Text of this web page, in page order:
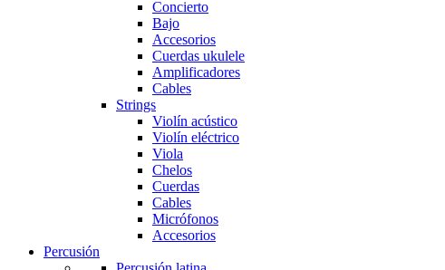
Concierto
Bajo
Accesorios
Cuerdas ukulele
Amplificadores
Cables
Strings
Violín acústico
Violín eléctrico
Viola
Chelos
Cuerdas
Cables
Micrófonos
Accesorios
Percusión